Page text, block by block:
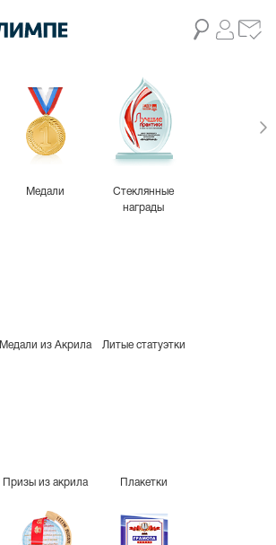
Медали
Стеклянные
награды
Медали из Акрила Литые статуэтки
Призы из акрила Плакетки